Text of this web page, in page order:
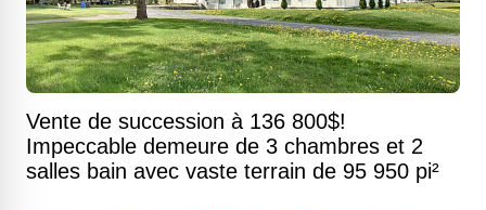
Vente de succession à 136 800$!
Impeccable demeure de 3 chambres et 2
salles bain avec vaste terrain de 95 950 pi²